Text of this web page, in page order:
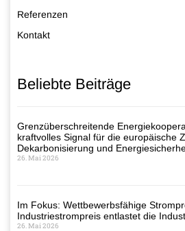
Referenzen
Kontakt
Beliebte Beiträge
Grenzüberschreitende
kraftvolles Signal für die europäische
Dekarbonisierung und
26. Mai 2026
Im Fokus: Wettbewerbsfähige
Industriestrompreis entlastet die
26. Mai 2026